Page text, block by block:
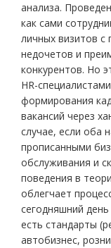
анализа.
как сами
личных визитов
недочетов и
конкурентов. Но
HR-
формирования
вакансий через
случае, если оба
прописанными
обслуживания и
поведения в
облегчает
сегодняшний
есть стандарты
автобизнес,